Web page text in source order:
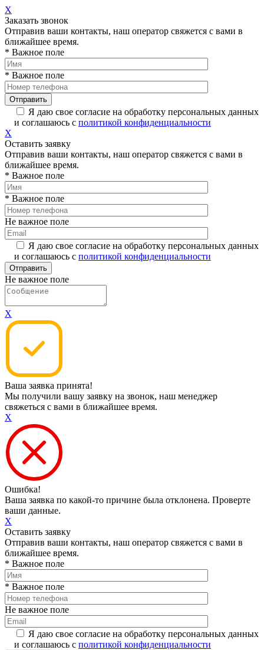
X
Заказать звонок
Отправив ваши контакты, наш оператор свяжется с вами в
ближайшее время.
* Важное поле
* Важное поле
Я даю свое согласие на обработку персональных данных
и соглашаюсь с политикой конфиденциальности
X
Оставить заявку
Отправив ваши контакты, наш оператор свяжется с вами в
ближайшее время.
* Важное поле
* Важное поле
Не важное поле
Я даю свое согласие на обработку персональных данных
и соглашаюсь с политикой конфиденциальности
Не важное поле
X
Ваша заявка принята!
Мы получили вашу заявку на звонок, наш менеджер
свяжеться с вами в ближайшее время.
X
Ошибка!
Ваша заявка по какой-то причине была отклонена. Проверте
ваши данные.
X
Оставить заявку
Отправив ваши контакты, наш оператор свяжется с вами в
ближайшее время.
* Важное поле
* Важное поле
Не важное поле
Я даю свое согласие на обработку персональных данных
и соглашаюсь с политикой конфиденциальности